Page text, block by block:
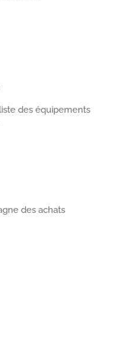
des équipements
des achats